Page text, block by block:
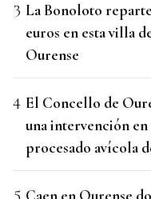
La Bonoloto
euros en esta villa
Ourense
El Concello de
una intervención
procesado avícola